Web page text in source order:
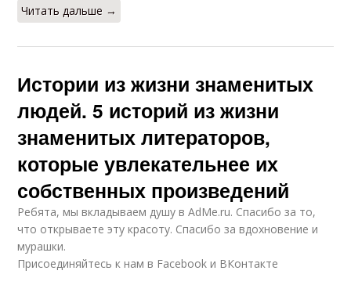
Читать дальше →
Истории из жизни знаменитых
людей. 5 историй из жизни
знаменитых литераторов,
которые увлекательнее их
собственных произведений
Ребята, мы вкладываем душу в AdMe.ru. Cпасибо за то,
что открываете эту красоту. Спасибо за вдохновение и
мурашки.
Присоединяйтесь к нам в Facebook и ВКонтакте